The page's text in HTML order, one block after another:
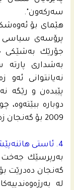
سه‌ركه‌ون".
هێماى بۆ
پرۆسه‌ى سیاسى
جۆرێك به‌شێكى
به‌شدارى پارته‌
نه‌یانتوانى
پێبده‌ن و رێگه‌
دوباره‌
2009 بۆ گه‌نجان زه‌مینه‌یه‌كى باش بو.
4. ئاستى هاتنه‌پێشه‌وه‌ی گه‌نجان له‌ناو حزبه‌ سیاسیه‌كان دا
به‌رپرسێك جه‌خت
گه‌نجان ده‌درێت
له‌